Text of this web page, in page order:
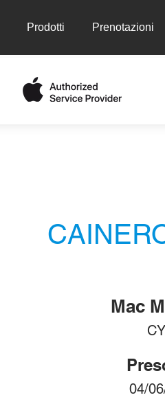
Prodotti Prenotazioni
Prodotti Prenotazioni
04/
Mac